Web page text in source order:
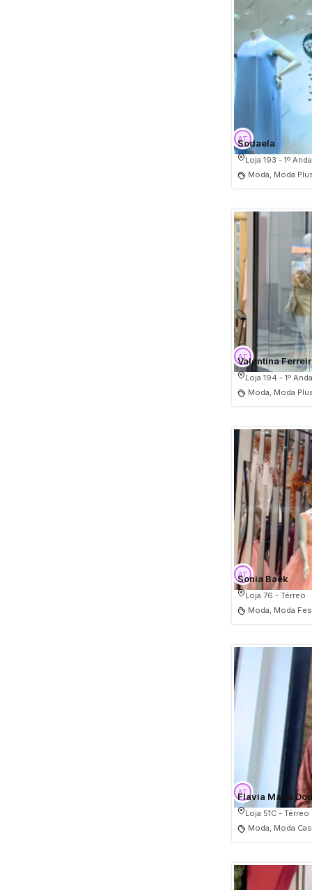
Sodaela
Loja 193 - 1º
Moda, Moda
Valentina
Loja 194 - 1º
Moda, Moda
Sonia Baek
Loja 76 - Térreo
Moda, Moda
Flavia Maria
Loja 51C - Térreo
Moda, Moda